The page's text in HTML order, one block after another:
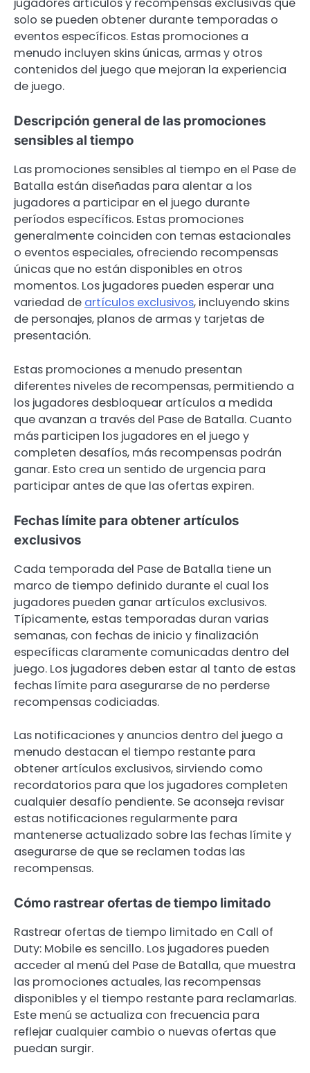
jugadores artículos y recompensas exclusivas que
solo se pueden obtener durante temporadas o
eventos específicos. Estas promociones a
menudo incluyen skins únicas, armas y otros
contenidos del juego que mejoran la experiencia
de juego.
Descripción general de las promociones
sensibles al tiempo
Las promociones sensibles al tiempo en el Pase de
Batalla están diseñadas para alentar a los
jugadores a participar en el juego durante
períodos específicos. Estas promociones
generalmente coinciden con temas estacionales
o eventos especiales, ofreciendo recompensas
únicas que no están disponibles en otros
momentos. Los jugadores pueden esperar una
variedad de artículos exclusivos, incluyendo skins
de personajes, planos de armas y tarjetas de
presentación.
Estas promociones a menudo presentan
diferentes niveles de recompensas, permitiendo a
los jugadores desbloquear artículos a medida
que avanzan a través del Pase de Batalla. Cuanto
más participen los jugadores en el juego y
completen desafíos, más recompensas podrán
ganar. Esto crea un sentido de urgencia para
participar antes de que las ofertas expiren.
Fechas límite para obtener artículos
exclusivos
Cada temporada del Pase de Batalla tiene un
marco de tiempo definido durante el cual los
jugadores pueden ganar artículos exclusivos.
Típicamente, estas temporadas duran varias
semanas, con fechas de inicio y finalización
específicas claramente comunicadas dentro del
juego. Los jugadores deben estar al tanto de estas
fechas límite para asegurarse de no perderse
recompensas codiciadas.
Las notificaciones y anuncios dentro del juego a
menudo destacan el tiempo restante para
obtener artículos exclusivos, sirviendo como
recordatorios para que los jugadores completen
cualquier desafío pendiente. Se aconseja revisar
estas notificaciones regularmente para
mantenerse actualizado sobre las fechas límite y
asegurarse de que se reclamen todas las
recompensas.
Cómo rastrear ofertas de tiempo limitado
Rastrear ofertas de tiempo limitado en Call of
Duty: Mobile es sencillo. Los jugadores pueden
acceder al menú del Pase de Batalla, que muestra
las promociones actuales, las recompensas
disponibles y el tiempo restante para reclamarlas.
Este menú se actualiza con frecuencia para
reflejar cualquier cambio o nuevas ofertas que
puedan surgir.